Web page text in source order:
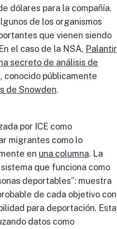
dólares para la compañía.
de los organismos
que vienen siendo
el caso de la NSA, Palantir
secreto de análisis de
, conocido públicamente
de Snowden.
por ICE como
migrantes como lo
en una columna. La
que funciona como
deportables”: muestra
de cada objetivo con
para deportación. Esta
datos como